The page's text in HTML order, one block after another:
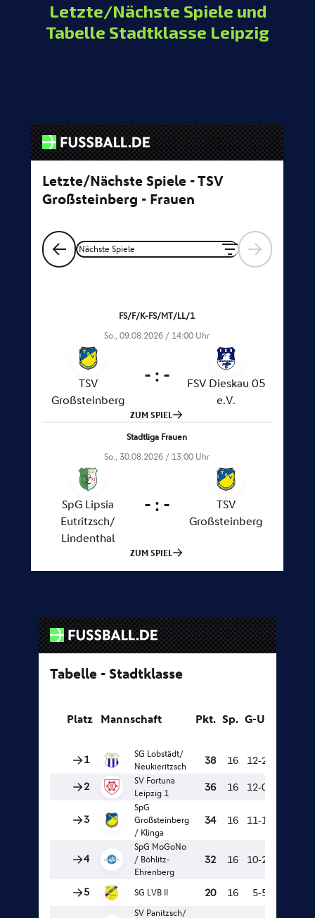
Letzte/Nächste Spiele und
Tabelle Stadtklasse Leipzig